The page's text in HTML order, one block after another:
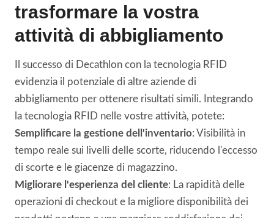
trasformare la vostra
attività di abbigliamento
Il successo di Decathlon con la tecnologia RFID
evidenzia il potenziale di altre aziende di
abbigliamento per ottenere risultati simili. Integrando
la tecnologia RFID nelle vostre attività, potete:
Semplificare la gestione dell'inventario: Visibilità in
tempo reale sui livelli delle scorte, riducendo l'eccesso
di scorte e le giacenze di magazzino.
Migliorare l'esperienza del cliente: La rapidità delle
operazioni di checkout e la migliore disponibilità dei